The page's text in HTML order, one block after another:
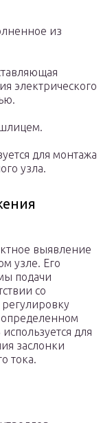
из
электрического
для монтажа
узла.
выявление
узле. Его
подачи
со
для
заслонки
тока.